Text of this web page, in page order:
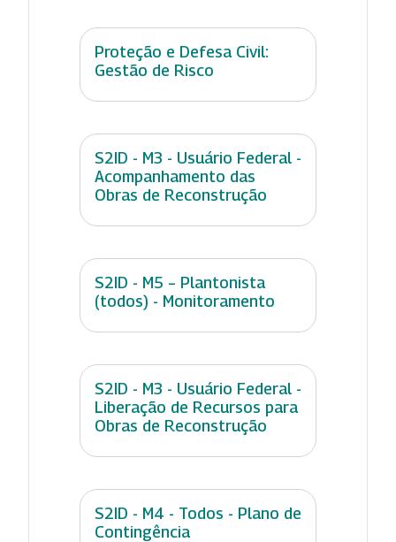
Proteção e Defesa Civil:
Gestão de Risco
S2ID - M3 - Usuário Federal -
Acompanhamento das
Obras de Reconstrução
S2ID - M5 – Plantonista
(todos) - Monitoramento
S2ID - M3 - Usuário Federal -
Liberação de Recursos para
Obras de Reconstrução
S2ID - M4 - Todos - Plano de
Contingência